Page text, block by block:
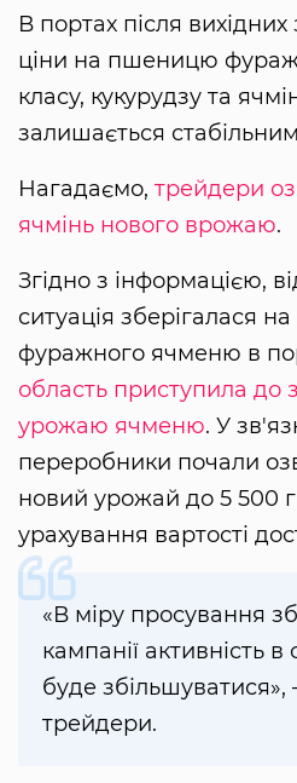
В портах після
ціни на пшеницю
класу, кукурудзу та
залишається
Нагадаємо, трейдери
ячмінь нового врожаю.
Згідно з інформацією,
ситуація зберігалася
фуражного ячменю в
область приступила до
урожаю ячменю. У
переробники почали
новий урожай до 5 500
урахування
«В міру просування
кампанії активність
буде
трейдери.